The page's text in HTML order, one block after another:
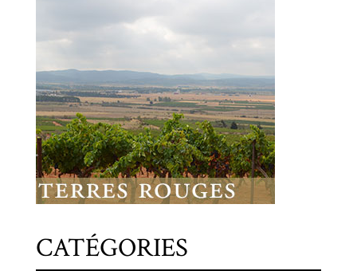
CATÉGORIES